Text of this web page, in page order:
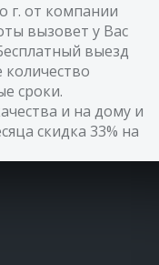
г. от компании
вызовет у Вас
выезд
сроки.
и на дому и
скидка 33% на